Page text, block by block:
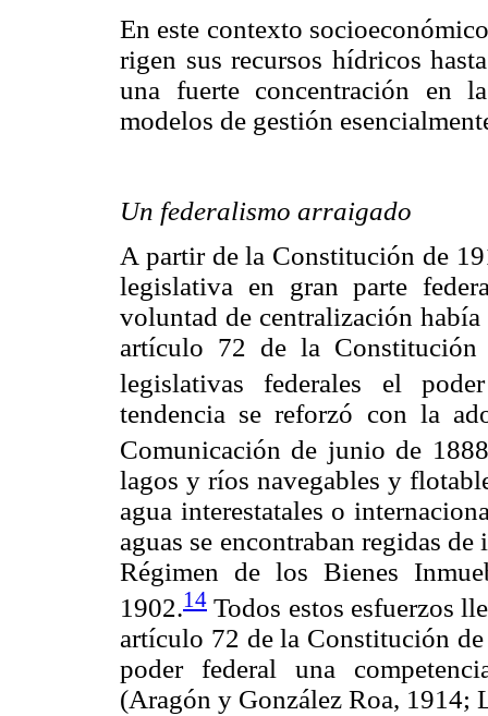
En este contexto
rigen sus recursos hídricos
una fuerte concentración en
modelos de gestión
Un federalismo arraigado
A partir de la Constitución de
legislativa en gran parte
voluntad de centralización
artículo 72 de la Constitución
legislativas federales el
tendencia se reforzó con la
Comunicación de junio de
lagos y ríos navegables y
agua interestatales o
aguas se encontraban regidas
Régimen de los Bienes
1902.14 Todos estos esfuerzos
artículo 72 de la Constitución
poder federal una
(Aragón y González Roa, 1914;